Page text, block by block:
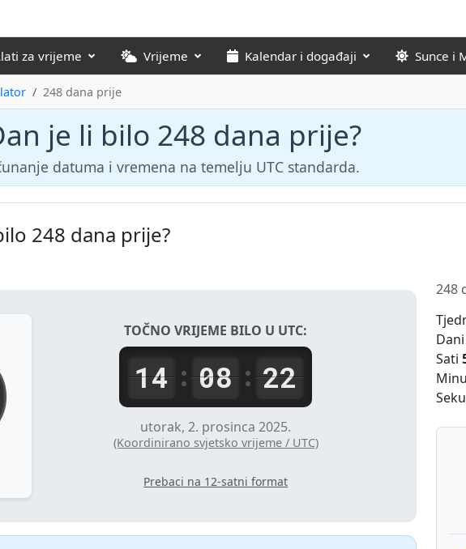
za vrijeme Vrijeme Kalendar i događaji Sunce i
248 dana prije
je li bilo 248 dana prije?
datuma i vremena na temelju UTC standarda.
248 dana prije?
TOČNO VRIJEME BILO U UTC:
14 : 08 : 22
utorak, 2. prosinca 2025.
(Koordinirano svjetsko vrijeme / UTC)
Prebaci na 12-satni format
248
Dani
Sati